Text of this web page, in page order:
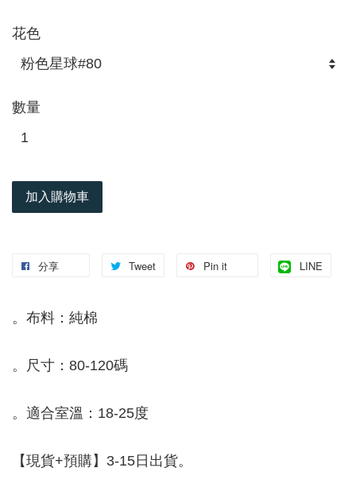
花色
數量
加入購物車
分享 Tweet Pin it LINE
。布料：純棉
。尺寸：80-120碼
。適合室溫：18-25度
【現貨+預購】3-15日出貨。